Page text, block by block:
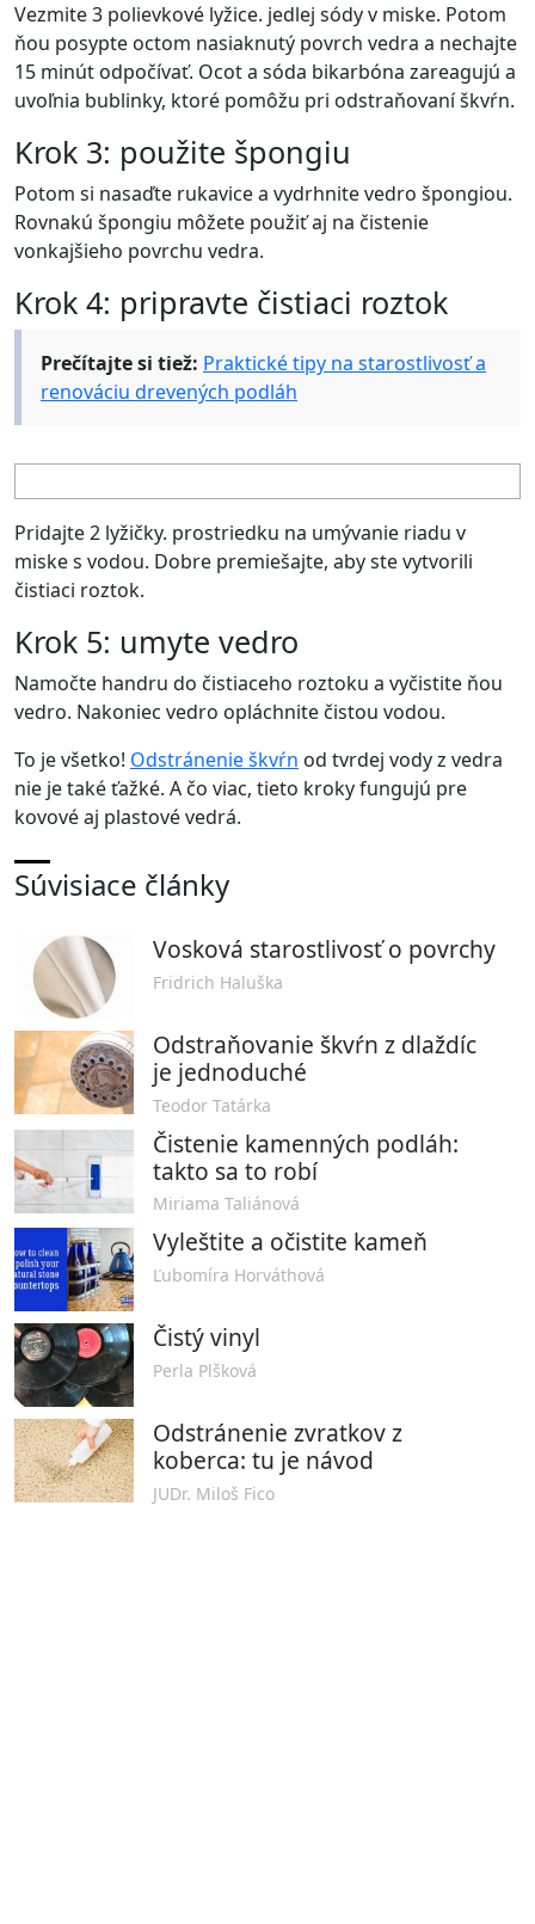
Vezmite 3 polievkové lyžice. jedlej sódy v miske. Potom
ňou posypte octom nasiaknutý povrch vedra a nechajte
15 minút odpočívať. Ocot a sóda bikarbóna zareagujú a
uvoľnia bublinky, ktoré pomôžu pri odstraňovaní škvŕn.
Krok 3: použite špongiu
Potom si nasaďte rukavice a vydrhnite vedro špongiou.
Rovnakú špongiu môžete použiť aj na čistenie
vonkajšieho povrchu vedra.
Krok 4: pripravte čistiaci roztok
Prečítajte si tiež: Praktické tipy na starostlivosť a
renováciu drevených podláh
Pridajte 2 lyžičky. prostriedku na umývanie riadu v
miske s vodou. Dobre premiešajte, aby ste vytvorili
čistiaci roztok.
Krok 5: umyte vedro
Namočte handru do čistiaceho roztoku a vyčistite ňou
vedro. Nakoniec vedro opláchnite čistou vodou.
To je všetko! Odstránenie škvŕn od tvrdej vody z vedra
nie je také ťažké. A čo viac, tieto kroky fungujú pre
kovové aj plastové vedrá.
Súvisiace články
Vosková starostlivosť o povrchy
Fridrich Haluška
Odstraňovanie škvŕn z dlaždíc
je jednoduché
Teodor Tatárka
Čistenie kamenných podláh:
takto sa to robí
Miriama Taliánová
Vyleštite a očistite kameň
Ľubomíra Horváthová
Čistý vinyl
Perla Plšková
Odstránenie zvratkov z
koberca: tu je návod
JUDr. Miloš Fico